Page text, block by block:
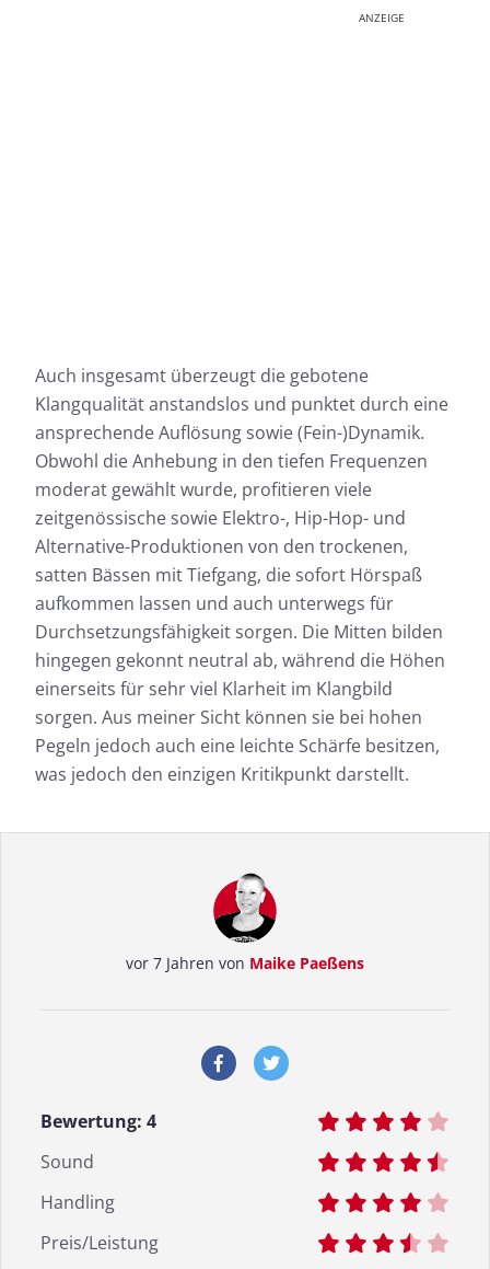
ANZEIGE
Auch insgesamt überzeugt die gebotene
Klangqualität anstandslos und punktet durch eine
ansprechende Auflösung sowie (Fein-)Dynamik.
Obwohl die Anhebung in den tiefen Frequenzen
moderat gewählt wurde, profitieren viele
zeitgenössische sowie Elektro-, Hip-Hop- und
Alternative-Produktionen von den trockenen,
satten Bässen mit Tiefgang, die sofort Hörspaß
aufkommen lassen und auch unterwegs für
Durchsetzungsfähigkeit sorgen. Die Mitten bilden
hingegen gekonnt neutral ab, während die Höhen
einerseits für sehr viel Klarheit im Klangbild
sorgen. Aus meiner Sicht können sie bei hohen
Pegeln jedoch auch eine leichte Schärfe besitzen,
was jedoch den einzigen Kritikpunkt darstellt.
vor 7 Jahren von Maike Paeßens
Bewertung: 4
Sound
Handling
Preis/Leistung